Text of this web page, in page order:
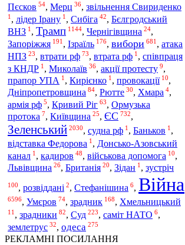
Пєсков 54, Мерц 36, звільнення Свириденко
1 , лідер Ірану 1 , Сибіга 42, Бєлгродський
ВНЗ 1 , Трамп 1144, Чернігівщина 24,
Запоріжжя 191 , Ізраїль 176, вибори 681 , атака
НПЗ 23, втрати рф 73, втрата рф 1, співпраця
з КНДР 1 , Миколаїв 36, акції протесту 9,
прапор УПА 1 , Кирієнко 1 , провокації 10,
Дніпропетровщина 84, Рютте 30, Хмара 4,
армія рф 5, Кривий Ріг 63, Ормузька
протока 7, Київщина 25, ЄС 732,
Зеленський 2030, судна рф 1 , Баньков 1 ,
відставка Федорова 1, Донсько-Азовський
канал 1 , кадиров 48, військова допомога 10,
Львівщина 26, Британія 20, Зідан 1 , зустріч
100, розвіддані 2, Стефанішина 6, Війна
6596, Умєров 74, зрадник 168, Хмельницький
11 , зрадники 82, Суд 223, саміт НАТО 6,
землетрус 32, одеса 275
РЕКЛАМНІ ПОСИЛАННЯ